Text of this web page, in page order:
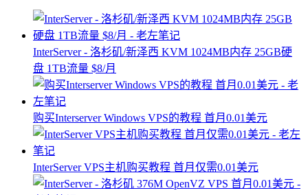
InterServer - 洛杉矶/新泽西 KVM 1024MB内存 25GB硬
盘 1TB流量 $8/月
购买Interserver Windows VPS的教程 首月0.01美元
InterServer VPS主机购买教程 首月仅需0.01美元